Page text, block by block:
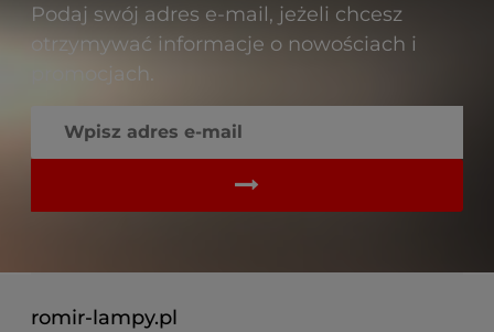
Podaj swój adres e-mail, jeżeli chcesz
otrzymywać informacje o nowościach i
promocjach.
romir-lampy.pl